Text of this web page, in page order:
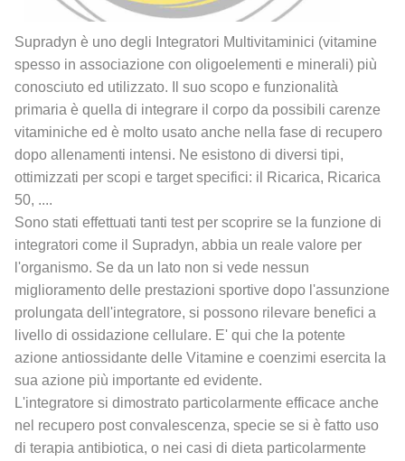
Supradyn è uno degli Integratori Multivitaminici (vitamine
spesso in associazione con oligoelementi e minerali) più
conosciuto ed utilizzato. Il suo scopo e funzionalità
primaria è quella di integrare il corpo da possibili carenze
vitaminiche ed è molto usato anche nella fase di recupero
dopo allenamenti intensi. Ne esistono di diversi tipi,
ottimizzati per scopi e target specifici: il Ricarica, Ricarica
50, ....
Sono stati effettuati tanti test per scoprire se la funzione di
integratori come il Supradyn, abbia un reale valore per
l'organismo. Se da un lato non si vede nessun
miglioramento delle prestazioni sportive dopo l'assunzione
prolungata dell'integratore, si possono rilevare benefici a
livello di ossidazione cellulare. E' qui che la potente
azione antiossidante delle Vitamine e coenzimi esercita la
sua azione più importante ed evidente.
L'integratore si dimostrato particolarmente efficace anche
nel recupero post convalescenza, specie se si è fatto uso
di terapia antibiotica, o nei casi di dieta particolarmente